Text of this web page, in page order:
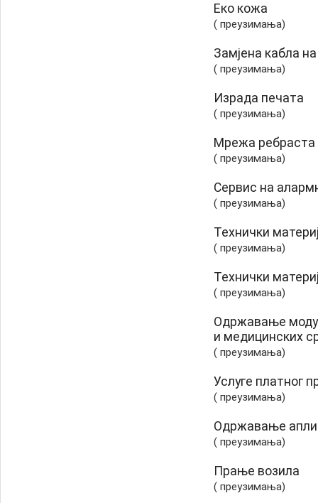
Еко кожа
( преузимања)
Замјена кабла на
( преузимања)
Израда печата
( преузимања)
Мрежа ребраста
( преузимања)
Сервис на
( преузимања)
Технички
( преузимања)
Технички
( преузимања)
Одржавање
и медицинских
( преузимања)
Услуге платног
( преузимања)
Одржавање
( преузимања)
Прање возила
( преузимања)